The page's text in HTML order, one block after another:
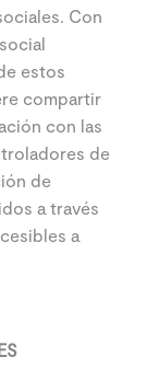
Con
estos
compartir
con las
de
de
a través
a